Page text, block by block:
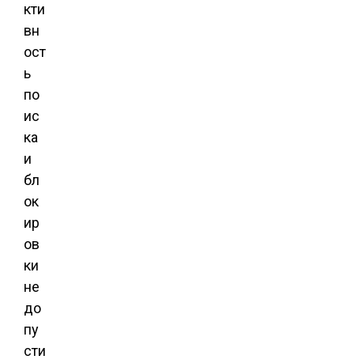
кти
вн
ост
ь
по
ис
ка
и
бл
ок
ир
ов
ки
не
до
пу
сти